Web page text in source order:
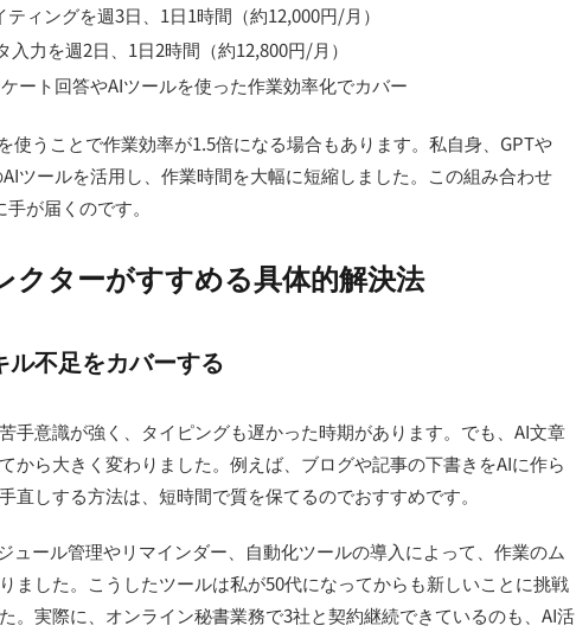
ィングを週3日、1日1時間（約12,000円/月）
入力を週2日、1日2時間（約12,800円/月）
ート回答やAIツールを使った作業効率化でカバー
使うことで作業効率が1.5倍になる場合もあります。私自身、GPTや
ツールを活用し、作業時間を大幅に短縮しました。この組み合わせ
が届くのです。
クターがすすめる具体的解決法
不足をカバーする
手意識が強く、タイピングも遅かった時期があります。でも、AI文章
から大きく変わりました。例えば、ブログや記事の下書きをAIに作ら
直しする方法は、短時間で質を保てるのでおすすめです。
ュール管理やリマインダー、自動化ツールの導入によって、作業のム
ました。こうしたツールは私が50代になってからも新しいことに挑戦
。実際に、オンライン秘書業務で3社と契約継続できているのも、AI活